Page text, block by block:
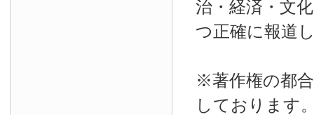
治・経済・文
つ正確に報道
※著作権の都
しております